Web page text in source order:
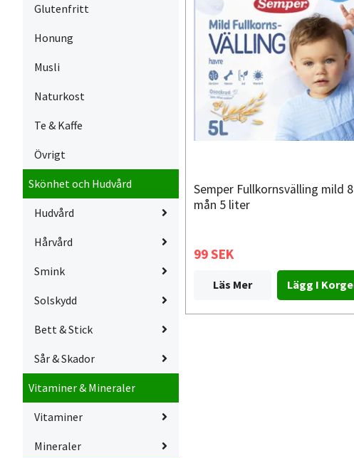
Glutenfritt
Honung
Musli
Naturkost
Te & Kaffe
Övrigt
Skönhet och Hudvård
Hudvård
Hårvård
Smink
Solskydd
Bett & Stick
Sår & Skador
Vitaminer & Mineraler
Vitaminer
Mineraler
Semper Fullkornsvälling mild 8
mån 5 liter
99 SEK
Läs Mer